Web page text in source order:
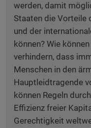
werden, damit
Staaten die Vorteile
und der
können? Wie
verhindern, dass
Menschen in den
Hauptleidtragende
können Regeln
Effizienz freier
Gerechtigkeit